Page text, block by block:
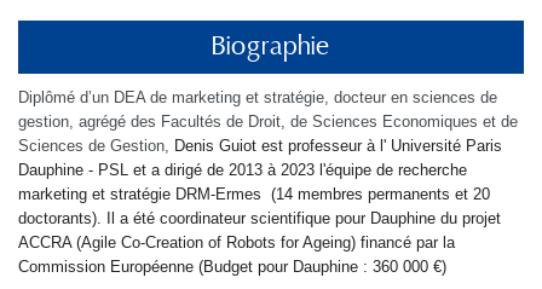
Biographie
Diplômé d’un DEA de marketing et stratégie, docteur en sciences de
gestion, agrégé des Facultés de Droit, de Sciences Economiques et de
Sciences de Gestion, Denis Guiot est professeur à l' Université Paris
Dauphine - PSL et a dirigé de 2013 à 2023 l'équipe de recherche
marketing et stratégie DRM-Ermes (14 membres permanents et 20
doctorants). Il a été coordinateur scientifique pour Dauphine du projet
ACCRA (Agile Co-Creation of Robots for Ageing) financé par la
Commission Européenne (Budget pour Dauphine : 360 000 €)